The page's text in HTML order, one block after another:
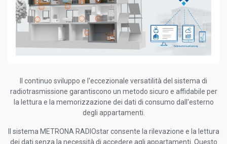
Il continuo sviluppo e l'eccezionale versatilità del sistema di
radiotrasmissione garantiscono un metodo sicuro e affidabile per
la lettura e la memorizzazione dei dati di consumo dall'esterno
degli appartamenti.
Il sistema METRONA RADIOstar consente la rilevazione e la lettura
dei dati senza la necessità di accedere agli appartamenti. Questo